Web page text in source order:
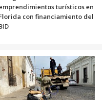
turísticos en
con financiamiento del